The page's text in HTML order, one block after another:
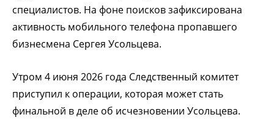
специалистов. На фоне поисков зафиксирована
активность мобильного телефона пропавшего
бизнесмена Сергея Усольцева.
Утром 4 июня 2026 года Следственный комитет
приступил к операции, которая может стать
финальной в деле об исчезновении Усольцева.